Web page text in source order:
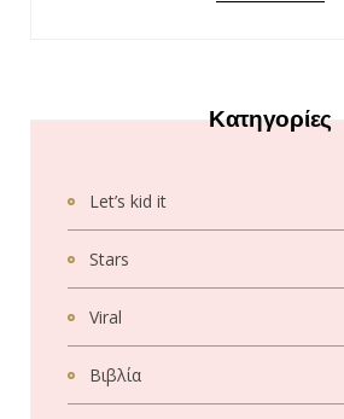
Κατηγορίες
Let’s kid it
Stars
Viral
Βιβλία